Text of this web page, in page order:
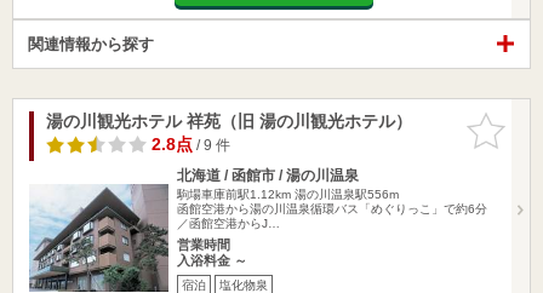
関連情報から探す
お気に入
りに追加
湯の川観光ホテル 祥苑（旧 湯の川観光ホテル）
2.8点/ 9 件
北海道 / 函館市 / 湯の川温泉
駒場車庫前駅1.12km 湯の川温泉駅556m
函館空港から湯の川温泉循環バス「めぐりっこ」で約6分
／函館空港からJ…
営業時間
入浴料金 ～
宿泊 塩化物泉